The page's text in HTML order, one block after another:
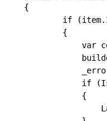
{
if
        {
var
if
            {